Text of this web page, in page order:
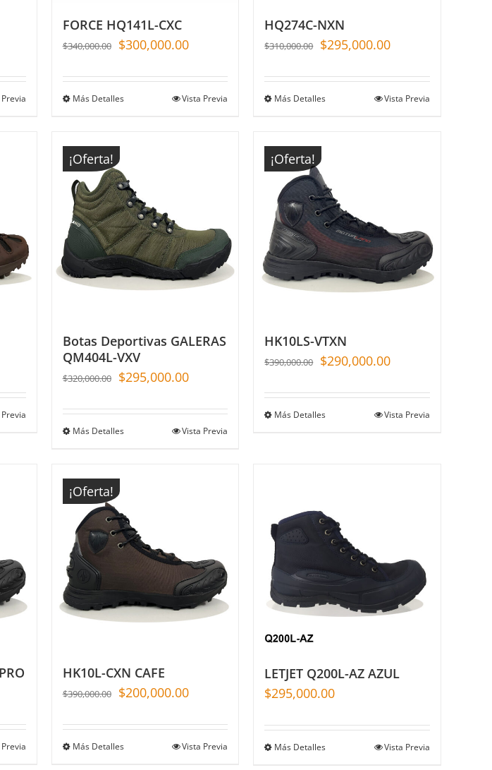
FORCE HQ141L-CXC
$340,000.00 $300,000.00
Más Detalles Vista Previa
HQ274C-NXN
$310,000.00 $295,000.00
Más Detalles Vista Previa
¡Oferta!
Botas Deportivas GALERAS
QM404L-VXV
$320,000.00 $295,000.00
Más Detalles Vista Previa
¡Oferta!
HK10LS-VTXN
$390,000.00 $290,000.00
Más Detalles Vista Previa
¡Oferta!
HK10L-CXN CAFE
$390,000.00 $200,000.00
Más Detalles Vista Previa
LETJET Q200L-AZ AZUL
$295,000.00
Más Detalles Vista Previa